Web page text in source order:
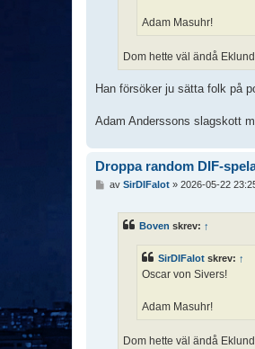
Adam Masuhr!
Dom hette väl ändå
Han försöker ju sätta folk på
Adam Anderssons slagskott
Droppa random DIF-
av SirDIFalot» 2026-05-22
Boven skrev: ↑
SirDIFalot skrev: ↑
Oscar von Sivers!
Adam Masuhr!
Dom hette väl ändå